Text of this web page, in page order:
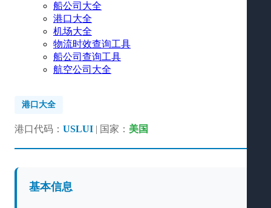
船公司大全
港口大全
机场大全
物流时效查询工具
船公司查询工具
航空公司大全
港口大全
港口代码： USLUI | 国家： 美国
基本信息